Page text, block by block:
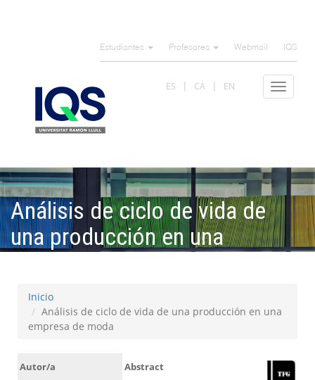
Estudiantes Profesores Webmail IQS
Toggle
ES CA EN
Análisis de ciclo de vida de
una producción en una
Inicio
Análisis de ciclo de vida de una producción en una
empresa de moda
Autor/a
Abstract